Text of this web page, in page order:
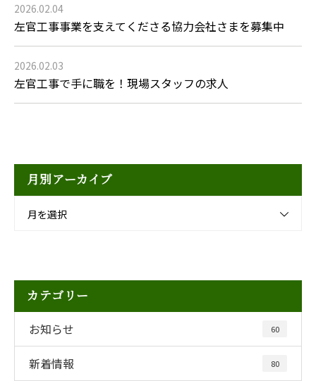
2026.02.04
左官工事事業を支えてくださる協力会社さまを募集中
2026.02.03
左官工事で手に職を！現場スタッフの求人
月別アーカイブ
月を選択
カテゴリー
お知らせ 60
新着情報 80